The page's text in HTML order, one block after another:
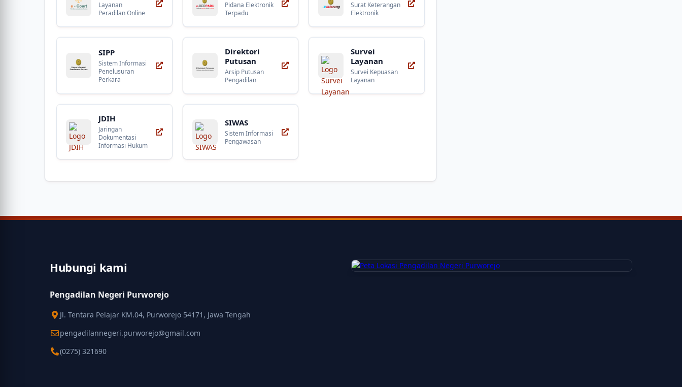
Layanan
Peradilan Online
Pidana Elektronik
Terpadu
Surat Keterangan
Elektronik
SIPP
Sistem Informasi
Penelusuran
Perkara
Direktori
Putusan
Arsip Putusan
Pengadilan
Survei
Layanan
Survei Kepuasan
Layanan
JDIH
Jaringan
Dokumentasi
Informasi Hukum
SIWAS
Sistem Informasi
Pengawasan
Hubungi kami
Pengadilan Negeri Purworejo
Jl. Tentara Pelajar KM.04, Purworejo 54171, Jawa Tengah
pengadilannegeri.purworejo@gmail.com
(0275) 321690
Peta Pengadilan